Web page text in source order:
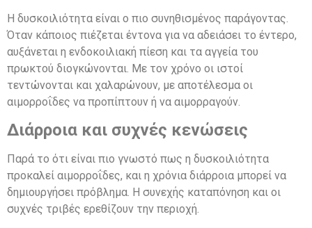
Η δυσκοιλιότητα είναι ο πιο συνηθισμένος παράγοντας.
Όταν κάποιος πιέζεται έντονα για να αδειάσει το έντερο,
αυξάνεται η ενδοκοιλιακή πίεση και τα αγγεία του
πρωκτού διογκώνονται. Με τον χρόνο οι ιστοί
τεντώνονται και χαλαρώνουν, με αποτέλεσμα οι
αιμορροΐδες να προπίπτουν ή να αιμορραγούν.
Διάρροια και συχνές κενώσεις
Παρά το ότι είναι πιο γνωστό πως η δυσκοιλιότητα
προκαλεί αιμορροΐδες, και η χρόνια διάρροια μπορεί να
δημιουργήσει πρόβλημα. Η συνεχής καταπόνηση και οι
συχνές τριβές ερεθίζουν την περιοχή.